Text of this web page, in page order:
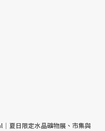
夏日限定水晶礦物展、市集與